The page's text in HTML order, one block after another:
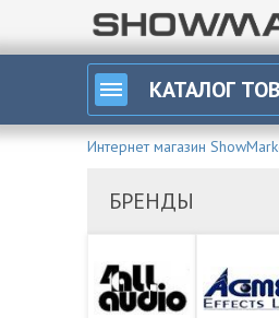
КАТАЛОГ
Интернет магазин
БРЕНДЫ